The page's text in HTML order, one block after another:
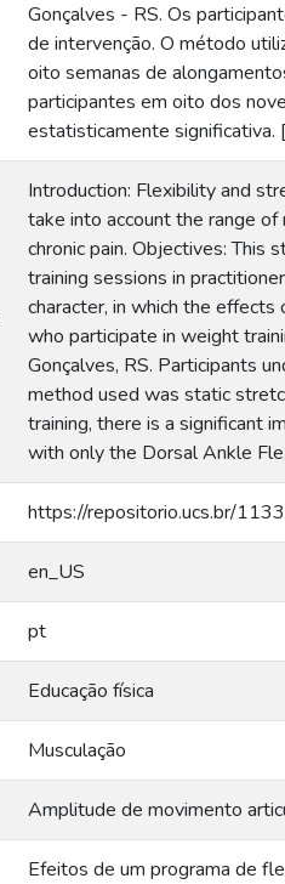
Gonçalves - RS. Os
de intervenção. O método
oito semanas de
participantes em oito dos
estatisticamente significativa.
Introduction: Flexibility and
take into account the range
chronic pain. Objectives:
training sessions in
character, in which the
who participate in weight
Gonçalves, RS. Participants
method used was static
training, there is a significant
with only the Dorsal Ankle
https://repositorio.ucs.br/
en_US
pt
Educação física
Musculação
Amplitude de movimento
Efeitos de um programa de